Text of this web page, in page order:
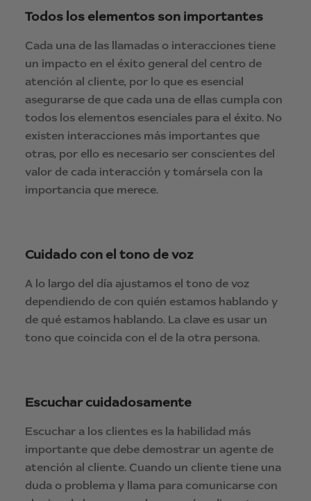
Todos los elementos son importantes
Cada una de las llamadas o interacciones tiene
un impacto en el éxito general del centro de
atención al cliente, por lo que es esencial
asegurarse de que cada una de ellas cumpla con
todos los elementos esenciales para el éxito. No
existen interacciones más importantes que
otras, por ello es necesario ser conscientes del
valor de cada interacción y tomársela con la
importancia que merece.
Cuidado con el tono de voz
A lo largo del día ajustamos el tono de voz
dependiendo de con quién estamos hablando y
de qué estamos hablando. La clave es usar un
tono que coincida con el de la otra persona.
Escuchar cuidadosamente
Escuchar a los clientes es la habilidad más
importante que debe demostrar un agente de
atención al cliente. Cuando un cliente tiene una
duda o problema y llama para comunicarse con